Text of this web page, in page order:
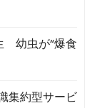
幼虫が“爆食
集約型サービ